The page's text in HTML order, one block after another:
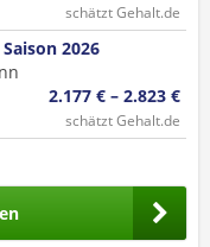
schätzt Gehalt.de
2026
2.177 € – 2.823 €
schätzt Gehalt.de